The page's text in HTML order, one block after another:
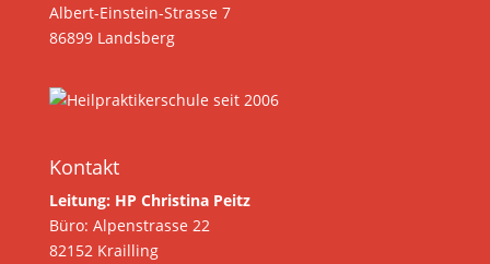
Albert-Einstein-Strasse 7
86899 Landsberg
Kontakt
Leitung: HP Christina Peitz
Büro: Alpenstrasse 22
82152 Krailling